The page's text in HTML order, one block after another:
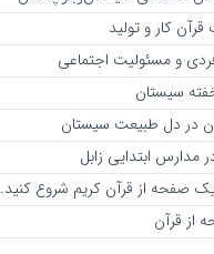
کار و تولید
و مسئولیت اجتماعی
در دل طبیعت سیستان
مدارس ابتدایی زابل
صفحه از قرآن کریم شروع کنید.
از قرآن